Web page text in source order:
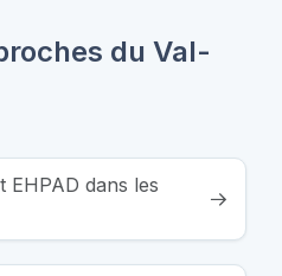
du Val-
EHPAD dans les